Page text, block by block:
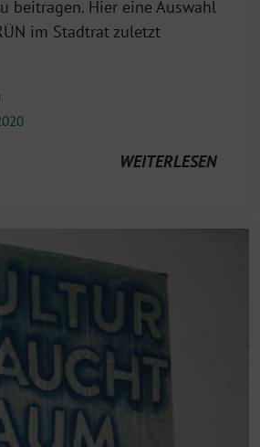
beitragen. Hier eine Auswahl
im Stadtrat zuletzt
WEITERLESEN